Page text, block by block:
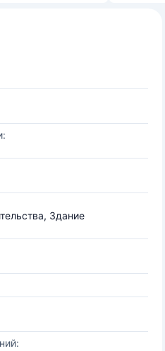
Здание